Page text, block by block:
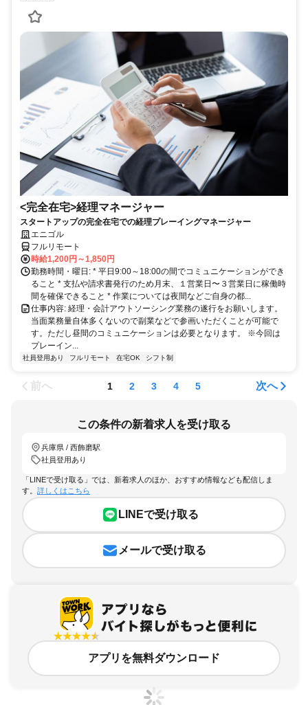
<完全在宅>経理マネージャー
スタートアップの完全在宅での経理プレーイングマネージャー
エニゴル
フルリモート
時給1,200円～1,850円
勤務時間・曜日: * 平日9:00～18:00の間でコミュニケーションができ
ること * 支払や請求書発行のため月末、１営業日〜３営業日に稼働時
間を確保できること * 作業については夜間などご自身の都...
仕事内容: 経理・会計アウトソーシング業務の遂行をお願いします。
当面業務量自体多くないので副業などで参画いただくことが可能で
す。ただし昼間のコミュニケーションは必要となります。 ※今回は
プレーイン...
社員登用あり フルリモート 在宅OK シフト制
前へ 1 2 3 4 5 次へ
この条件の新着求人を受け取る
兵庫県 / 西飾磨駅
社員登用あり
「LINEで受け取る」では、新着求人のほか、おすすめ情報なども配信しま
す。 詳しくはこちら
LINEで受け取る
メールで受け取る
アプリを無料ダウンロード